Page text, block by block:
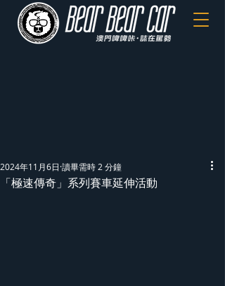
「極速傳奇」系列賽車延伸活動
2024年11月6日 讀畢需時 2 分鐘